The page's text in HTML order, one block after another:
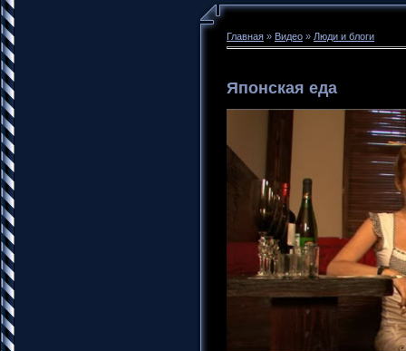
Главная » Видео » Люди и блоги
Японская еда